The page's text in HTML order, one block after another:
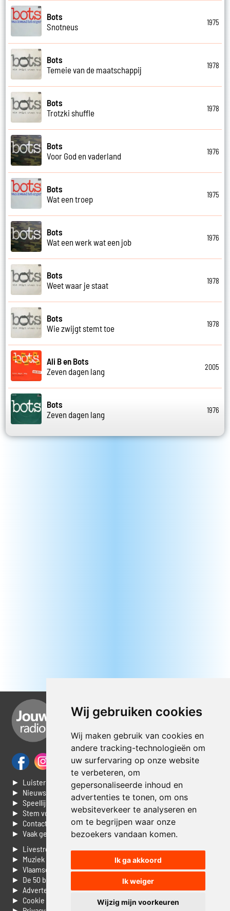
Wij gebruiken cookies
Wij maken gebruik van cookies en
andere tracking-technologieën om
uw surfervaring op onze website
te verbeteren, om
gepersonaliseerde inhoud en
advertenties te tonen, om ons
websiteverkeer te analyseren en
om te begrijpen waar onze
bezoekers vandaan komen.
Ik ga akkoord
Ik weiger
Wijzig mijn voorkeuren
Bots
Snotneus
1975
Bots
Temeie van de maatschappij
1978
Bots
Trotzki shuffle
1978
Bots
Voor God en vaderland
1976
Bots
Wat een troep
1975
Bots
Wat een werk wat een job
1976
Bots
Weet waar je staat
1978
Bots
Wie zwijgt stemt toe
1978
Ali B en Bots
Zeven dagen lang
2005
Bots
Zeven dagen lang
1976
► Luisteren naar Jouwradio
► Nieuws
► Speellijst
► Stem voor de Dag top 3
► Contacteer ons
► Vaak gestelde vragen
► Livestream informatie
► Muziek opzoeken
► Vlaamse 100 Aller tijden
► De 50 beste van...
► Adverteren op Jouwradio
► Cookie voorkeuren wijzigen